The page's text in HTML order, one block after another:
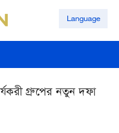
Language
গ্রুপের নতুন দফা